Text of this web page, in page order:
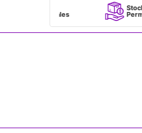
Stock
Permanente